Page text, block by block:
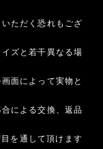
ただく恐れもござ
ズと若干異なる場
面によって実物と
による交換、返品
を通して頂けます